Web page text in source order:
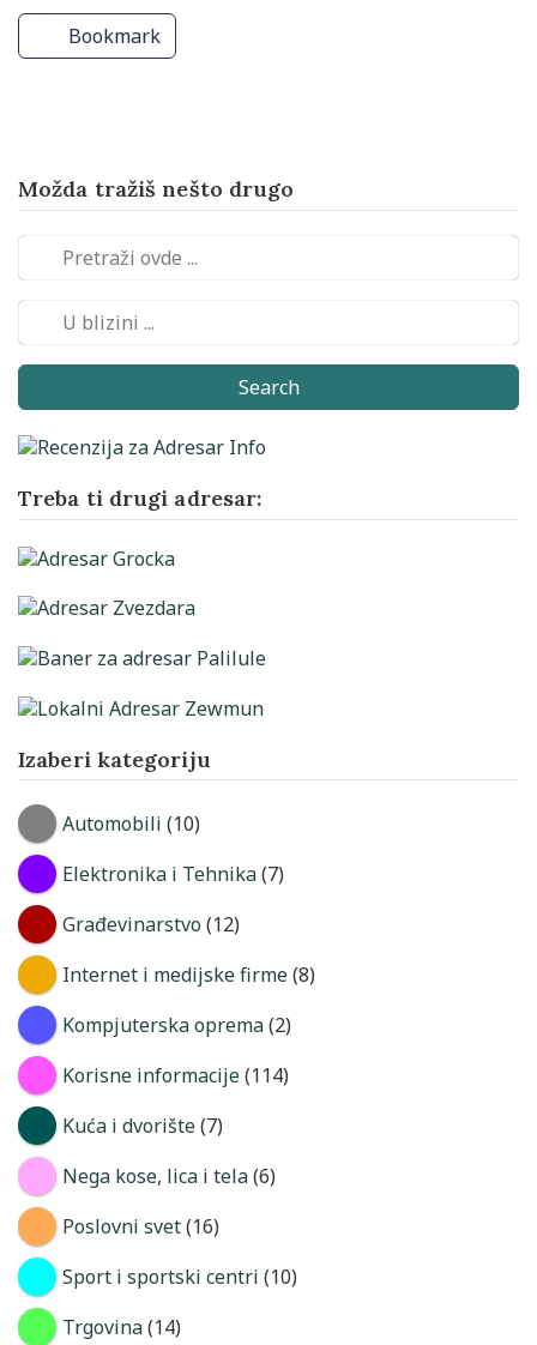
Bookmark
Možda tražiš nešto drugo
Search
Treba ti drugi adresar:
Izaberi kategoriju
Automobili (10)
Elektronika i Tehnika(7)
Građevinarstvo (12)
Internet i medijske firme(8)
Kompjuterska oprema(2)
Korisne informacije(114)
Kuća i dvorište(7)
Nega kose, lica i tela(6)
Poslovni svet(16)
Sport i sportski centri (10)
Trgovina(14)